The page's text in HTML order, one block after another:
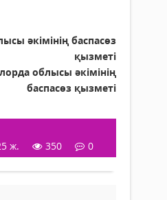
әкімінің баспасөз
қызметі
облысы әкімінің
баспасөз қызметі
ж.
350 0